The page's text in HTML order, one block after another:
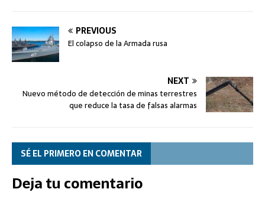
PREVIOUS
El colapso de la Armada rusa
NEXT
Nuevo método de detección de minas terrestres
que reduce la tasa de falsas alarmas
SÉ EL PRIMERO EN COMENTAR
Deja tu comentario